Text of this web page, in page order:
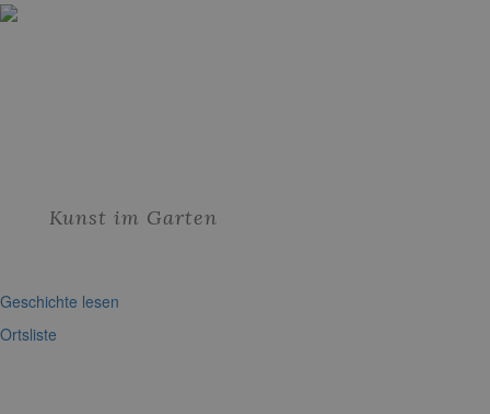
Kunst im Garten
Geschichte lesen
Ortsliste